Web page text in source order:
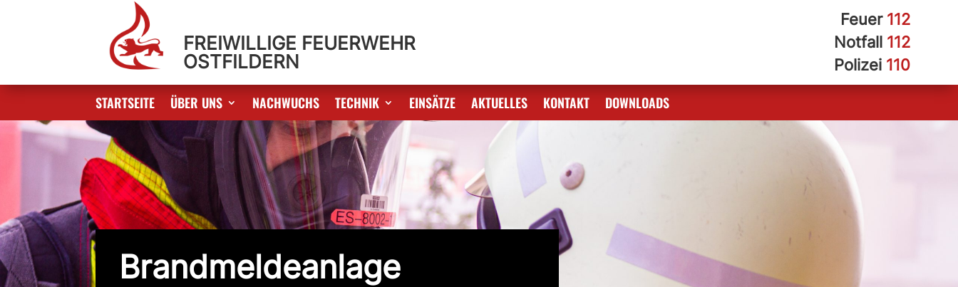
FREIWILLIGE FEUERWEHR
OSTFILDERN
Feuer 112
Notfall 112
Polizei 110
STARTSEITE ÜBER UNS NACHWUCHS TECHNIK EINSÄTZE AKTUELLES KONTAKT DOWNLOADS
Brandmeldeanlage